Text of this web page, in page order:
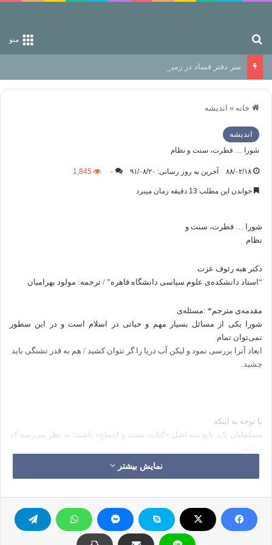
منو
سر دفتر فساد در زمین‌، دوری وکناره‌گیری از راه خداست‌!
خانه » اندیشه
اندیشه
شورا … فطرت، سنت و نظام
۸۸/۰۲/۱۸ آخرین به روز رسانی: ۹۱/۰۸/۲۰ ۰ 1,845
خواندن این مطلب 13 دقیقه زمان میبرد
شورا … فطرت، سنت و
نظام
دکتر هبه‌ رئوف عزت
“استاد دانشکده‌ی علوم سیاسی دانشگاه‌ قاهره‌” / ترجمه‌: مولود بهرامیان
مقدمه‌ی مترجم* :مسئله‌ی
شورا یکی از مسائل بسیار مهم و حیاتی در اسلام است و در این سطور
نمی‌توان تمام
ابعاد آنرا بررسی نمود و لیکن آب دریا را گر نتوان کشید / هم به قدر تشنگی باید
چشید.
با توجه به اینکه
مسلمانان باید تابع سه اصل «کتاب، سنت و اجماع» باشند؛ به نظر می‌رسد که
اجماع همان شورا است. لفظ شورا از شوار به معنای متاع و کالای نمایان است
است. در سوره‌ی شورا بعد از بیان شرک و ظلم گروهی از زمینیان و گران بودن
دعوت به
اقامه‌ی دین و عدم تفرق بر ایشان و مبتنی بودن تفرقشان بر یگانه اساس بغی
نمایش بیشتر